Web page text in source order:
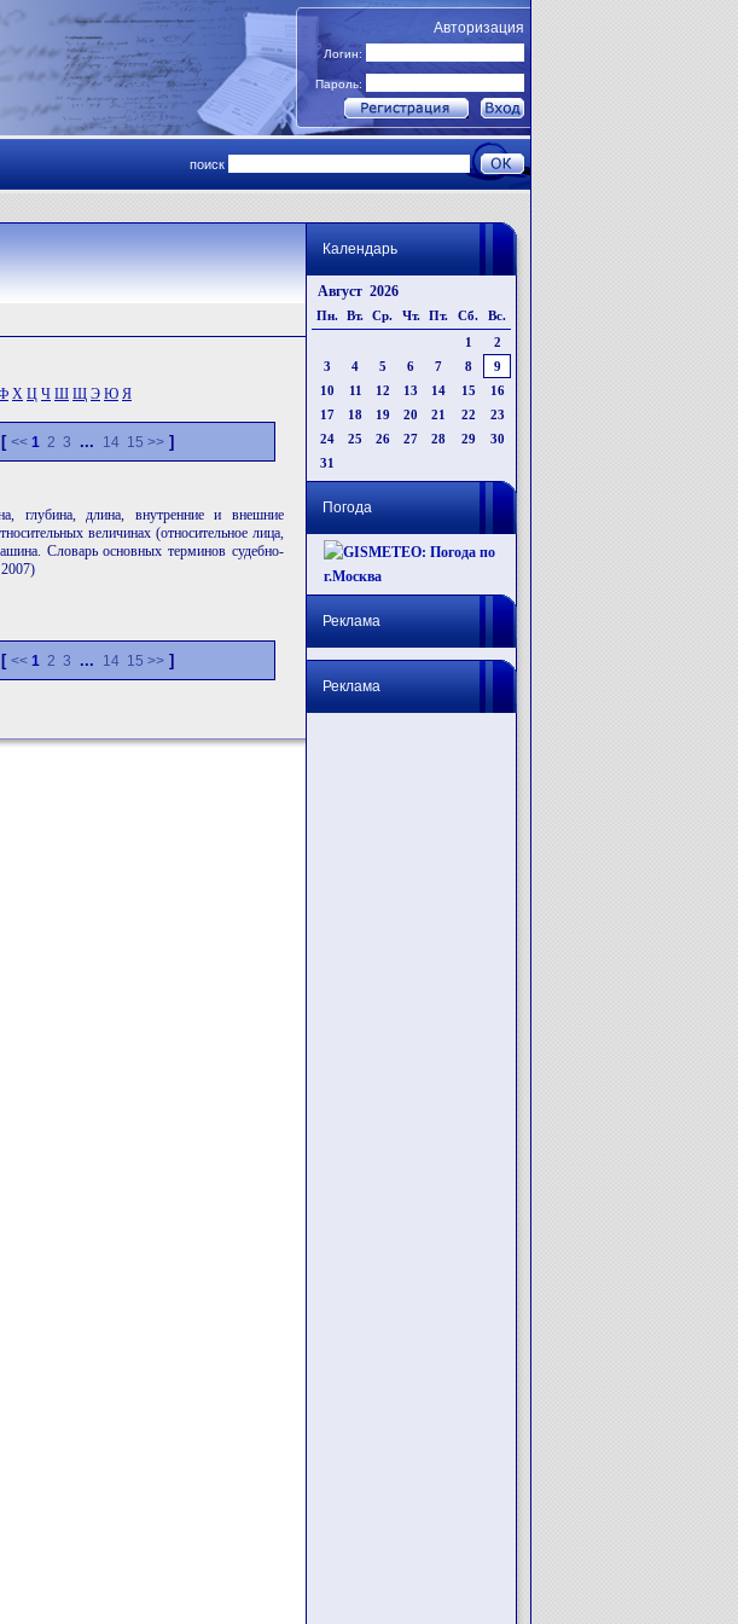
Авторизация
Логин:
Пароль:
поиск
Х Ц Ч Ш Щ Э Ю Я
[<< 1 2 3 ... 14 15>> ]
глубина, длина, внутренние и внешние
величинах (относительное лица,
Словарь основных терминов судебно-
[<< 1 2 3 ... 14 15>> ]
Календарь
Август 2026
Пн. Вт. Ср. Чт. Пт. Сб.
Вс.
1
2
3
4 5 6 7 8
9
10
11 12 13 14 15
16
17
18 19 20 21 22
23
24
25 26 27 28 29
30
31
Погода
Реклама
Реклама